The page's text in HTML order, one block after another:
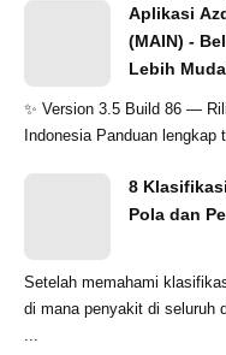
Aplikasi
(MAIN) -
Lebih
✨ Version 3.5 Build 86 — Rilis Terbaru Aplikasi
Indonesia Panduan
8
Pola dan
Setelah memahami
di mana penyakit di seluruh